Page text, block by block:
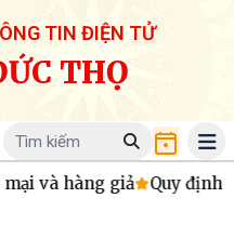
TIN ĐIỆN TỬ
THỌ
và hàng giả Quy định